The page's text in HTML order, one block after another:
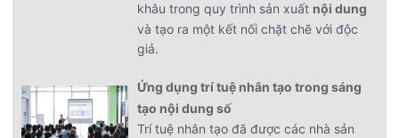
khâu trong quy trình sản xuất nội dung
và tạo ra một kết nối chặt chẽ với độc
giả.
Ứng dụng trí tuệ nhân tạo trong sáng
tạo nội dung số
Trí tuệ nhân tạo đã được các nhà sản